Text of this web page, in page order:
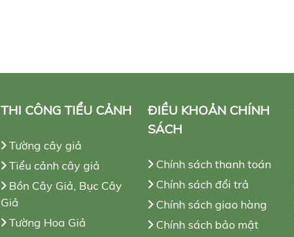
THI CÔNG TIỂU CẢNH
Tường cây giả
Tiểu cảnh cây giả
Bồn Cây Giả, Bục Cây
Giả
Tường Hoa Giả
ĐIỀU KHOẢN CHÍNH
SÁCH
Chính sách thanh toán
Chính sách đổi trả
Chính sách giao hàng
Chính sách bảo mật